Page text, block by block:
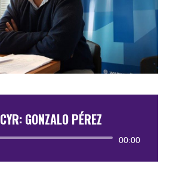
CYR: GONZALO PÉREZ
Reproductor
00:00